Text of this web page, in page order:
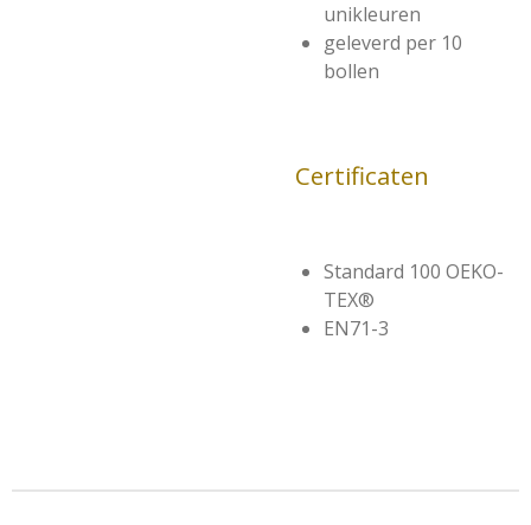
unikleuren
geleverd per 10
bollen
Certificaten
Standard 100 OEKO-
TEX®
EN71-3